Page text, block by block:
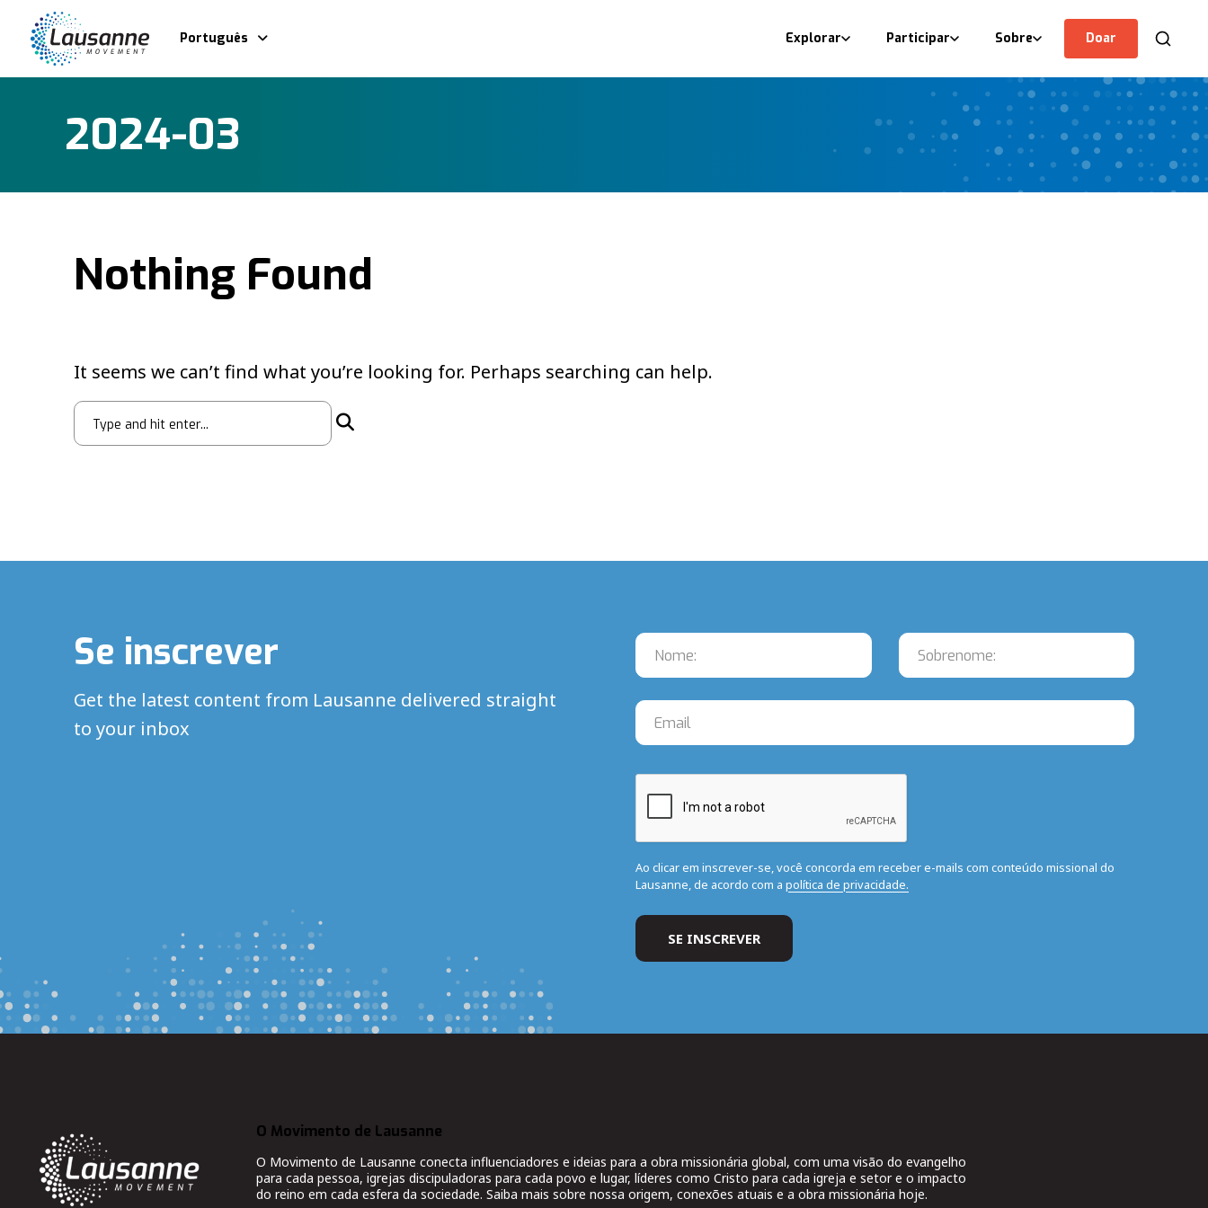
Português Explorar Participar Sobre Doar
2024-03
Nothing Found
It seems we can’t find what you’re looking for. Perhaps searching can help.
Se inscrever
Get the latest content from Lausanne delivered straight
to your inbox
Ao clicar em inscrever-se, você concorda em receber e-mails com conteúdo missional do
Lausanne, de acordo com a política de privacidade.
O Movimento de Lausanne
O Movimento de Lausanne conecta influenciadores e ideias para a obra missionária global, com uma visão do evangelho
para cada pessoa, igrejas discipuladoras para cada povo e lugar, líderes como Cristo para cada igreja e setor e o impacto
do reino em cada esfera da sociedade. Saiba mais sobre nossa origem, conexões atuais e a obra missionária hoje.